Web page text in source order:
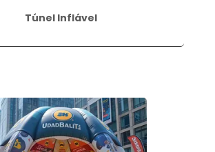
Túnel Inflável